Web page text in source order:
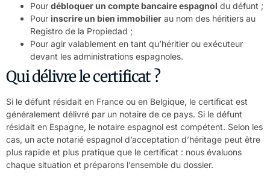
Pour débloquer un compte bancaire espagnol du défunt ;
Pour inscrire un bien immobilier au nom des héritiers au
Registro de la Propiedad ;
Pour agir valablement en tant qu’héritier ou exécuteur
devant les administrations espagnoles.
Qui délivre le certificat ?
Si le défunt résidait en France ou en Belgique, le certificat est
généralement délivré par un notaire de ce pays. Si le défunt
résidait en Espagne, le notaire espagnol est compétent. Selon les
cas, un acte notarié espagnol d’acceptation d’héritage peut être
plus rapide et plus pratique que le certificat : nous évaluons
chaque situation et préparons l’ensemble du dossier.